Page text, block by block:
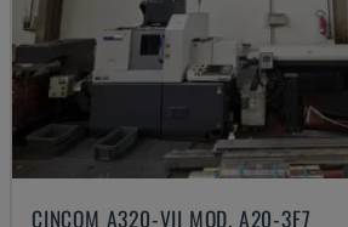
CINCOM A320-VII MOD. A20-3F7